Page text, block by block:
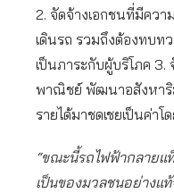
2. จัดจ้างเอกชนที่มีคว
เดินรถ รวมถึงต้องทบท
เป็นภาระกับผู้บริโภค 3.
พาณิชย์ พัฒนาอสังหาริ
รายได้มาชดเชยเป็นค่า
“ขณะนี้รถไฟฟ้ากลายแ
เป็นของมวลชนอย่างแ